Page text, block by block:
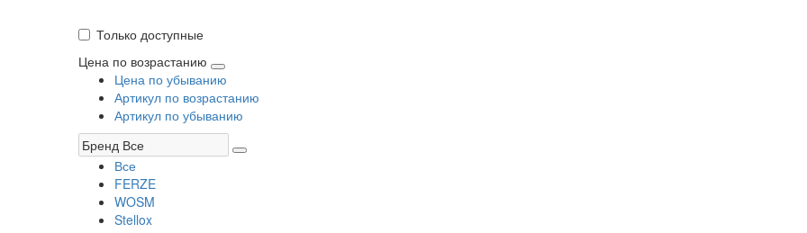
Только доступные
Цена по возрастанию
Цена по убыванию
Артикул по возрастанию
Артикул по убыванию
Все
FERZE
WOSM
Stellox